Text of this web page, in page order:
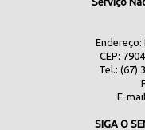
Endereço:
CEP:
Tel.: (67)
E-
SIGA O